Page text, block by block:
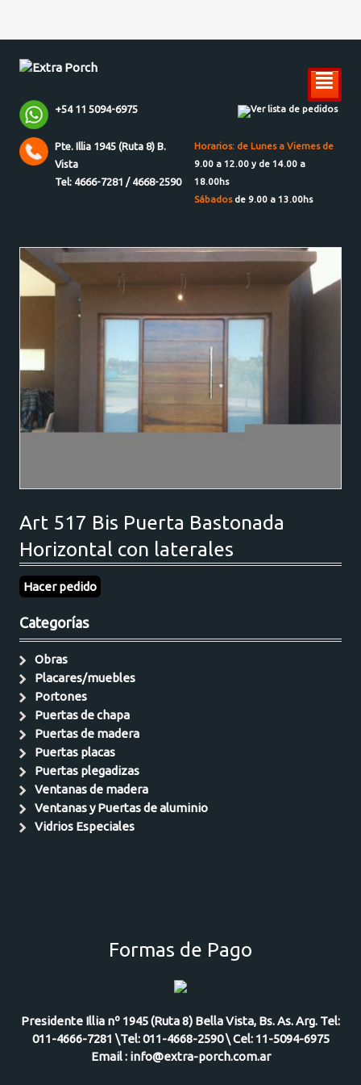
²
+54 11 5094-6975 Ver lista de pedidos
Pte. Illia 1945 (Ruta 8) B.
Vista
Tel: 4666-7281 / 4668-2590
Horarios: de Lunes a Viernes de
9.00 a 12.00 y de 14.00 a
18.00hs
Sábadosde 9.00 a 13.00hs
Art 517 Bis Puerta Bastonada
Horizontal con laterales
Hacer pedido
Categorías
Obras
Placares/muebles
Portones
Puertas de chapa
Puertas de madera
Puertas placas
Puertas plegadizas
Ventanas de madera
Ventanas y Puertas de aluminio
Vidrios Especiales
Formas de Pago
Presidente Illia nº 1945 (Ruta 8) Bella Vista, Bs. As. Arg. Tel:
011-4666-7281 \Tel: 011-4668-2590 \ Cel: 11-5094-6975
Email : info@extra-porch.com.ar